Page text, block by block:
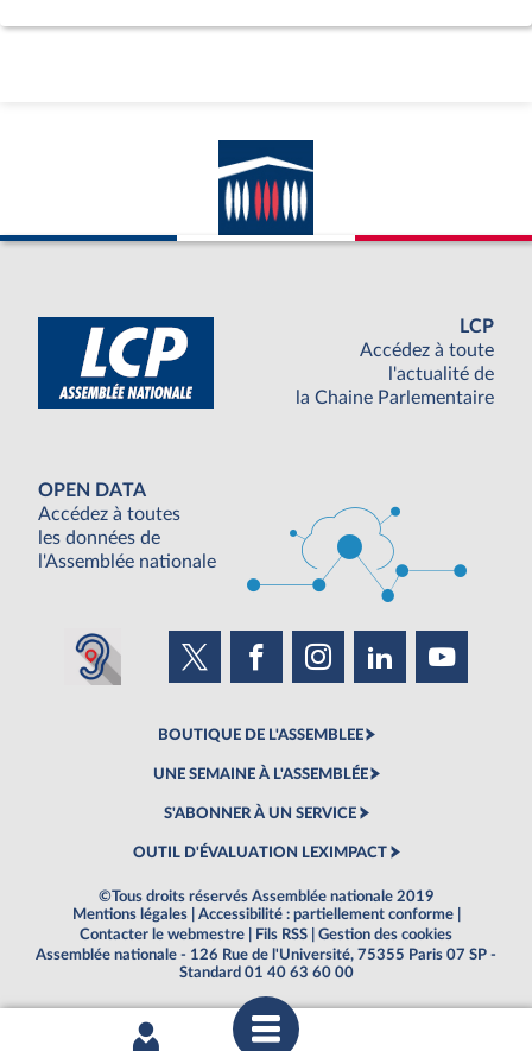
LCP
Accédez à toute
l'actualité de
la Chaine Parlementaire
OPEN DATA
Accédez à toutes
les données de
l'Assemblée nationale
BOUTIQUE DE L'ASSEMBLEE
UNE SEMAINE À L'ASSEMBLÉE
S'ABONNER À UN SERVICE
OUTIL D'ÉVALUATION LEXIMPACT
©Tous droits réservés Assemblée nationale 2019
Mentions légales
Accessibilité : partiellement conforme
Contacter le webmestre
Fils RSS
Gestion des cookies
Assemblée nationale - 126 Rue de l'Université, 75355 Paris 07 SP -
Standard 01 40 63 60 00